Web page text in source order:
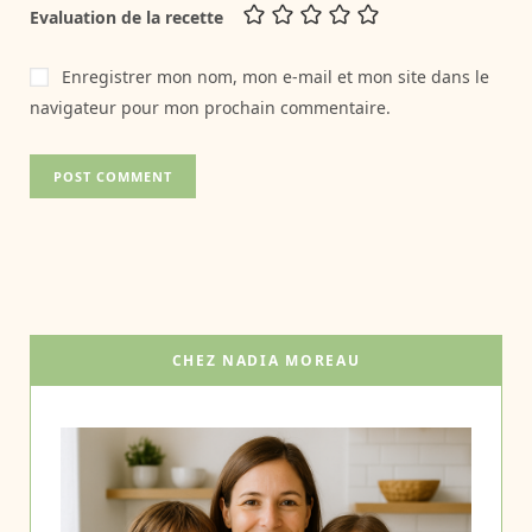
Evaluation de la recette
Enregistrer mon nom, mon e-mail et mon site dans le
navigateur pour mon prochain commentaire.
CHEZ NADIA MOREAU